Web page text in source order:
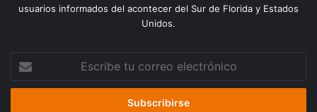
usuarios informados del acontecer del Sur de Florida y Estados
Unidos.
correo